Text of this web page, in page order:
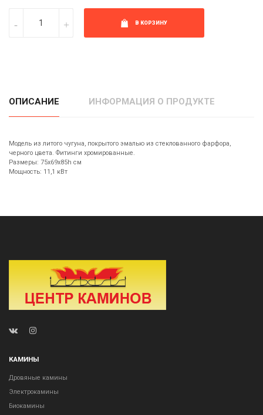
В КОРЗИНУ
ОПИСАНИЕ ИНФОРМАЦИЯ О ПРОДУКТЕ
Модель из литого чугуна, покрытого эмалью из стеклованного фарфора,
черного цвета. Фитинги хромированные.
Размеры: 75х69х85h см
Мощность: 11,1 кВт
КАМИНЫ
Дровяные камины
Электрокамины
Биокамины